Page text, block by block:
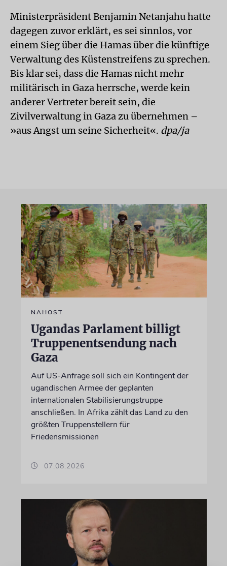
Ministerpräsident Benjamin Netanjahu hatte
dagegen zuvor erklärt, es sei sinnlos, vor
einem Sieg über die Hamas über die künftige
Verwaltung des Küstenstreifens zu sprechen.
Bis klar sei, dass die Hamas nicht mehr
militärisch in Gaza herrsche, werde kein
anderer Vertreter bereit sein, die
Zivilverwaltung in Gaza zu übernehmen –
»aus Angst um seine Sicherheit«. dpa/ja
NAHOST
Ugandas Parlament billigt
Truppenentsendung nach
Gaza
Auf US-Anfrage soll sich ein Kontingent der
ugandischen Armee der geplanten
internationalen Stabilisierungstruppe
anschließen. In Afrika zählt das Land zu den
größten Truppenstellern für
Friedensmissionen
07.08.2026